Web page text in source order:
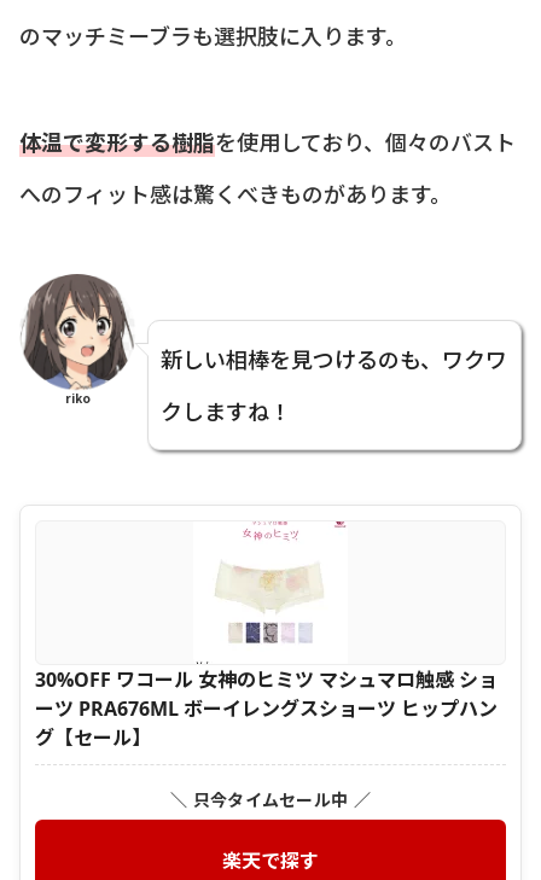
のマッチミーブラも選択肢に入ります。
体温で変形する樹脂を使用しており、個々のバスト
へのフィット感は驚くべきものがあります。
riko
新しい相棒を見つけるのも、ワクワ
クしますね！
30%OFF ワコール 女神のヒミツ マシュマロ触感 ショ
ーツ PRA676ML ボーイレングスショーツ ヒップハン
グ【セール】
＼ 只今タイムセール中 ／
楽天で探す